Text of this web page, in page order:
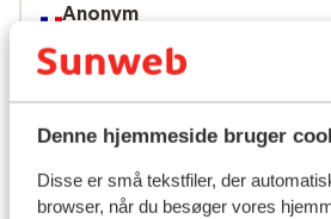
Denne hjemmeside bruger
Disse er små tekstfiler, der
browser, når du besøger vores
Anonym
Se alle 86
Lokation